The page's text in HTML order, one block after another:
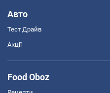
Авто
Тест Драйв
Акції
Food Oboz